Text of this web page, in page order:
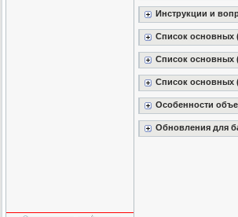
Инструкции и
Список основных
Список основных
Список основных
Особенности
Обновления для